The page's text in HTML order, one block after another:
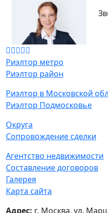
Риэлтор метро
Риэлтор район
Риэлтор в Московской
Риэлтор Подмосковье
Округа
Сопровождение сделки
Агентство недвижимости
Составление договоров
Галерея
Карта сайта
Адрес: г. Москва, ул.